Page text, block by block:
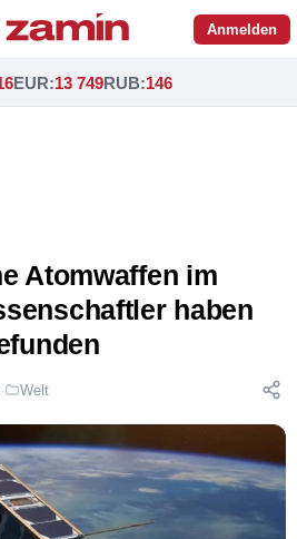
Anmelden
EUR:13 749RUB:146
Atomwaffen im
haben
· Welt